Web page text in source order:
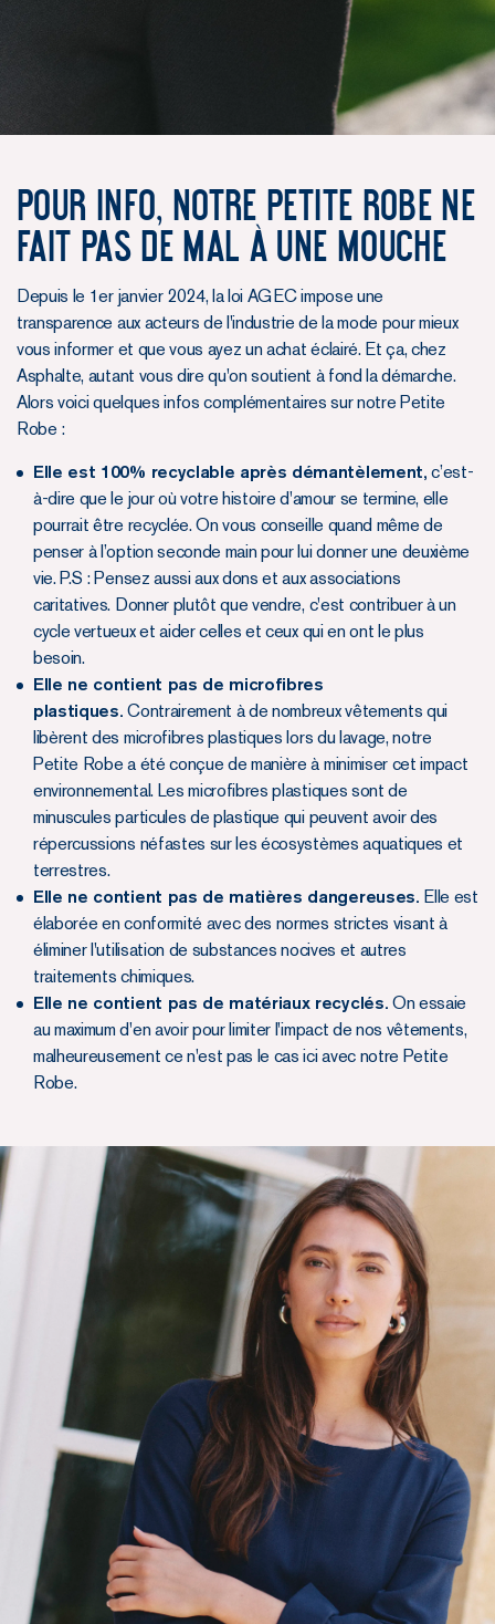
POUR INFO, NOTRE PETITE ROBE NE
FAIT PAS DE MAL À UNE MOUCHE
Depuis le 1er janvier 2024, la loi AGEC impose une
transparence aux acteurs de l'industrie de la mode pour mieux
vous informer et que vous ayez un achat éclairé. Et ça, chez
Asphalte, autant vous dire qu'on soutient à fond la démarche.
Alors voici quelques infos complémentaires sur notre Petite
Robe :
Elle est 100% recyclable après démantèlement, c’est-
à-dire que le jour où votre histoire d'amour se termine, elle
pourrait être recyclée. On vous conseille quand même de
penser à l’option seconde main pour lui donner une deuxième
vie. P.S : Pensez aussi aux dons et aux associations
caritatives. Donner plutôt que vendre, c'est contribuer à un
cycle vertueux et aider celles et ceux qui en ont le plus
besoin.
Elle ne contient pas de microfibres
plastiques. Contrairement à de nombreux vêtements qui
libèrent des microfibres plastiques lors du lavage, notre
Petite Robe a été conçue de manière à minimiser cet impact
environnemental. Les microfibres plastiques sont de
minuscules particules de plastique qui peuvent avoir des
répercussions néfastes sur les écosystèmes aquatiques et
terrestres.
Elle ne contient pas de matières dangereuses. Elle est
élaborée en conformité avec des normes strictes visant à
éliminer l'utilisation de substances nocives et autres
traitements chimiques.
Elle ne contient pas de matériaux recyclés. On essaie
au maximum d'en avoir pour limiter l'impact de nos vêtements,
malheureusement ce n'est pas le cas ici avec notre Petite
Robe.